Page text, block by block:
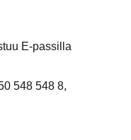
E-passilla
548 548 8,